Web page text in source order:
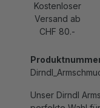
Versand ab
CHF 80.-
perfekte Wahl